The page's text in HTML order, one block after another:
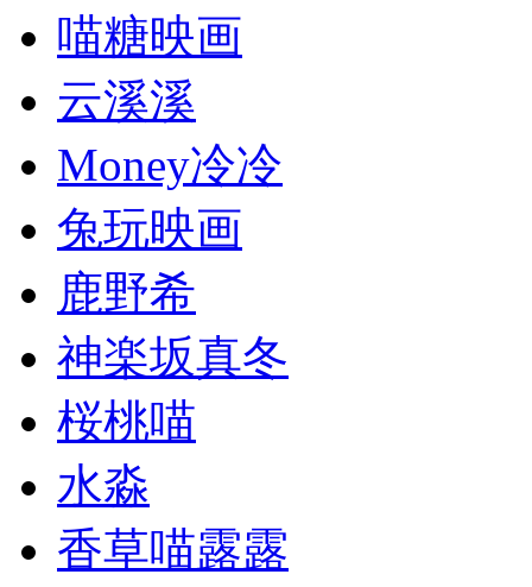
喵糖映画
云溪溪
Money冷冷
兔玩映画
鹿野希
神楽坂真冬
桜桃喵
水淼
香草喵露露